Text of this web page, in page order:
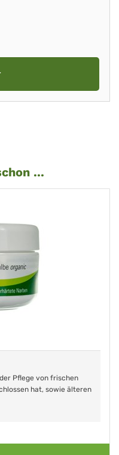
...
Pflege von frischen
hat, sowie älteren